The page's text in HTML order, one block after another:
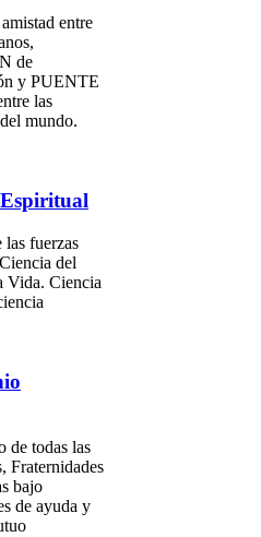
entre
de
y PUENTE
las
mundo.
las fuerzas
del
Vida. Ciencia
de todas las
Fraternidades
bajo
de ayuda y